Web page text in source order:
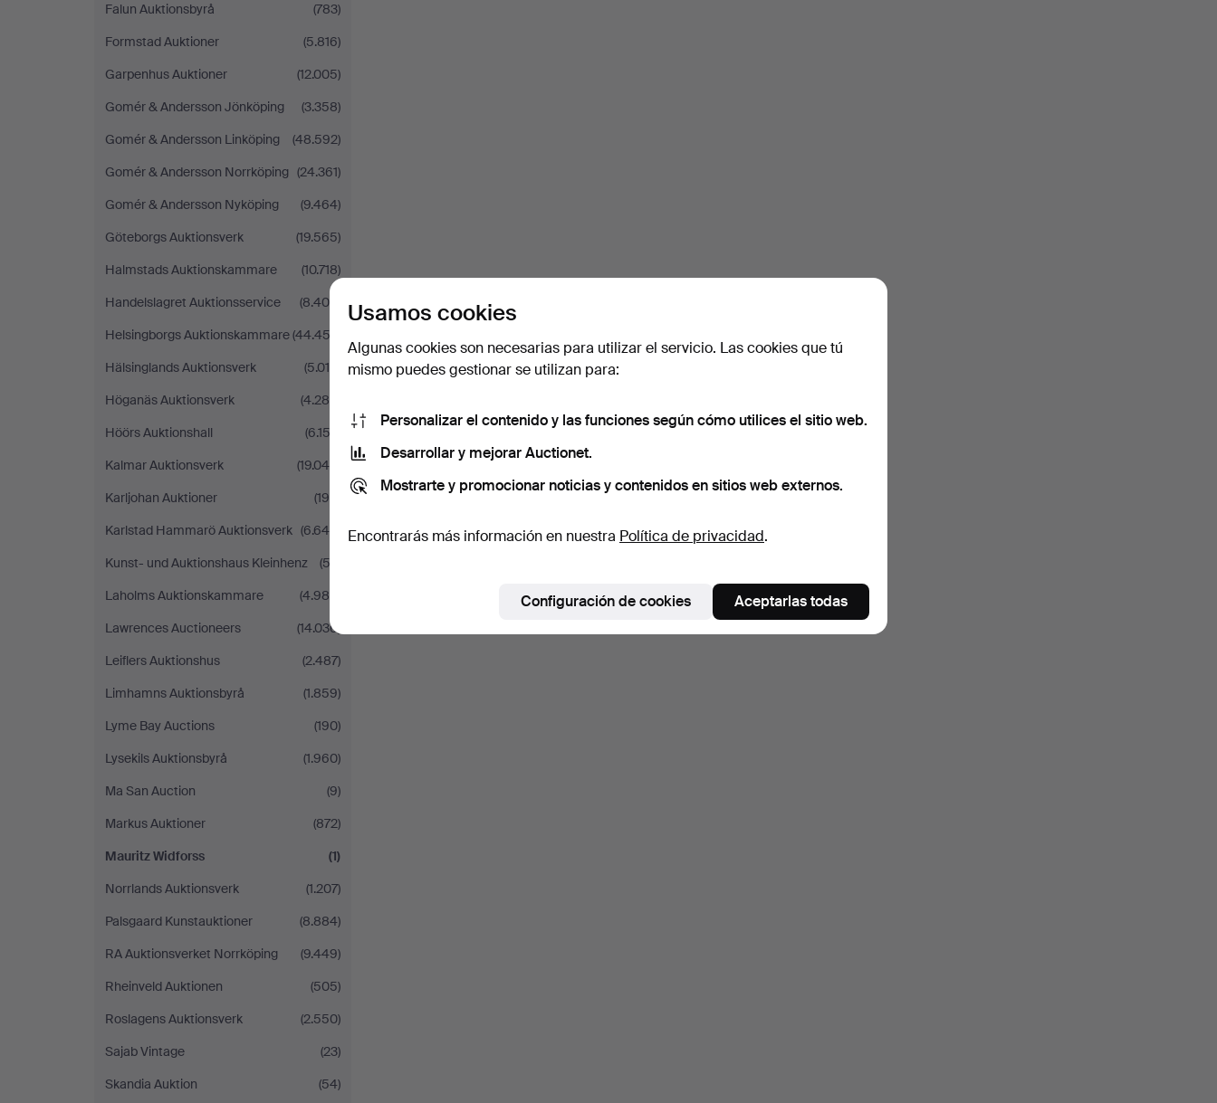
Falun Auktionsbyrå
(783)
Formstad Auktioner
(5.816)
Garpenhus Auktioner
(12.005)
Gomér & Andersson Jönköping
(3.358)
Gomér & Andersson Linköping
(48.592)
Gomér & Andersson Norrköping (24.361)
Gomér & Andersson Nyköping
(9.464)
Göteborgs Auktionsverk
(19.565)
Halmstads Auktionskammare
(10.718)
Handelslagret Auktionsservice
(8.400)
Helsingborgs Auktionskammare(44.453)
Hälsinglands Auktionsverk
(5.018)
Höganäs Auktionsverk
(4.288)
Höörs Auktionshall
(6.152)
Kalmar Auktionsverk
(19.046)
Karljohan Auktioner
(195)
Karlstad Hammarö Auktionsverk (6.646)
Kunst- und Auktionshaus Kleinhenz
(52)
Laholms Auktionskammare
(4.984)
Lawrences Auctioneers
(14.036)
Leiflers Auktionshus
(2.487)
Limhamns Auktionsbyrå
(1.859)
Lyme Bay Auctions
(190)
Lysekils Auktionsbyrå
(1.960)
Ma San Auction
(9)
Markus Auktioner
(872)
Mauritz Widforss
(1)
Norrlands Auktionsverk
(1.207)
Palsgaard Kunstauktioner
(8.884)
RA Auktionsverket Norrköping
(9.449)
Rheinveld Auktionen
(505)
Roslagens Auktionsverk
(2.550)
Sajab Vintage
(23)
Skandia Auktion
(54)
Usamos cookies
Algunas cookies son necesarias para utilizar el servicio. Las cookies que tú
mismo puedes gestionar se utilizan para:
Personalizar el contenido y las funciones según cómo utilices el sitio web.
Desarrollar y mejorar Auctionet.
Mostrarte y promocionar noticias y contenidos en sitios web externos.
Encontrarás más información en nuestra Política de privacidad.
Configuración de cookies Aceptarlas todas